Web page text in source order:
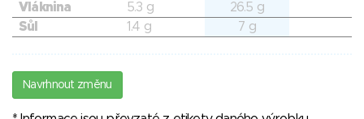
Vláknina
5.3 g
26.5 g
Sůl
1.4 g 7 g
Navrhnout změnu